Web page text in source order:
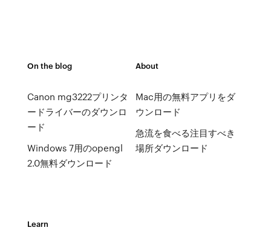
On the blog
Canon mg3222プリンタ
ードライバーのダウンロ
ード
Windows 7用のopengl
2.0無料ダウンロード
About
Mac用の無料アプリをダ
ウンロード
急流を食べる注目すべき
場所ダウンロード
Learn